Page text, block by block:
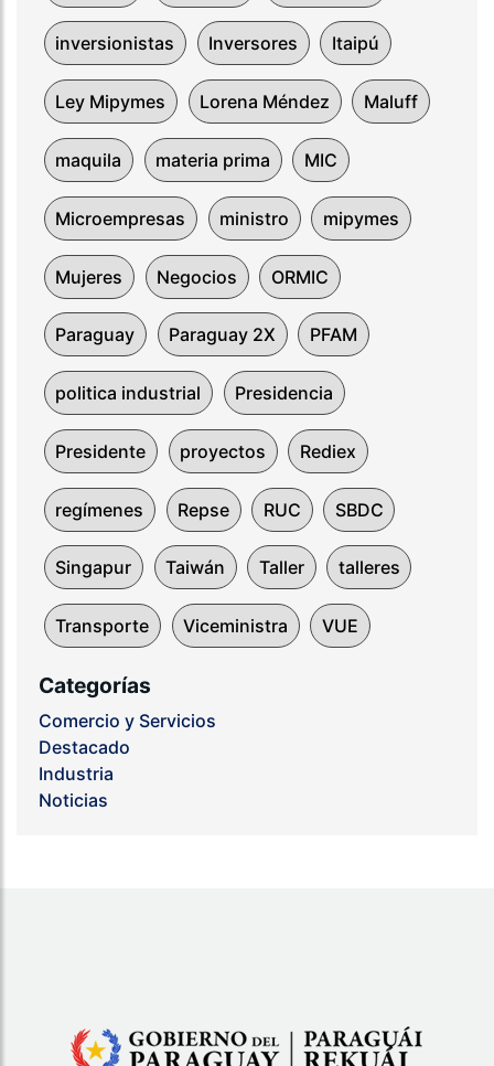
inversionistas Inversores Itaipú
Ley Mipymes Lorena Méndez Maluff
maquila materia prima MIC
Microempresas ministro mipymes
Mujeres Negocios ORMIC
Paraguay Paraguay 2X PFAM
politica industrial Presidencia
Presidente proyectos Rediex
regímenes Repse RUC SBDC
Singapur Taiwán Taller talleres
Transporte Viceministra VUE
Categorías
Comercio y Servicios
Destacado
Industria
Noticias